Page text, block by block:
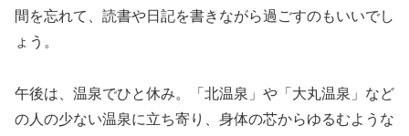
間を忘れて、読書や日記を書きながら過ごすのもいいでし
ょう。
午後は、温泉でひと休み。「北温泉」や「大丸温泉」など
の人の少ない温泉に立ち寄り、身体の芯からゆるむような